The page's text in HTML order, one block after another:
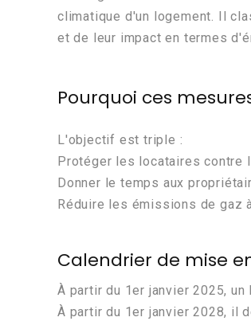
climatique d'un logement. Il
et de leur impact en termes
Pourquoi ces
L'objectif est triple :
Protéger les locataires contre
Donner le temps aux
Réduire les émissions de gaz
Calendrier de mise
À partir du 1er janvier 2025,
À partir du 1er janvier 2028, il